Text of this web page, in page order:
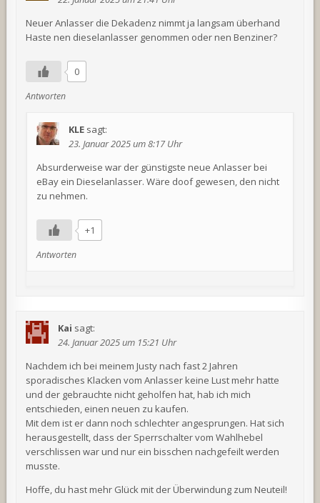
Neuer Anlasser die Dekadenz nimmt ja langsam überhand
Haste nen dieselanlasser genommen oder nen Benziner?
0
Antworten
KLE sagt:
23. Januar 2025 um 8:17 Uhr
Absurderweise war der günstigste neue Anlasser bei
eBay ein Dieselanlasser. Wäre doof gewesen, den nicht
zu nehmen.
+1
Antworten
Kai sagt:
24. Januar 2025 um 15:21 Uhr
Nachdem ich bei meinem Justy nach fast 2 Jahren
sporadisches Klacken vom Anlasser keine Lust mehr hatte
und der gebrauchte nicht geholfen hat, hab ich mich
entschieden, einen neuen zu kaufen.
Mit dem ist er dann noch schlechter angesprungen. Hat sich
herausgestellt, dass der Sperrschalter vom Wahlhebel
verschlissen war und nur ein bisschen nachgefeilt werden
musste.
Hoffe, du hast mehr Glück mit der Überwindung zum Neuteil!